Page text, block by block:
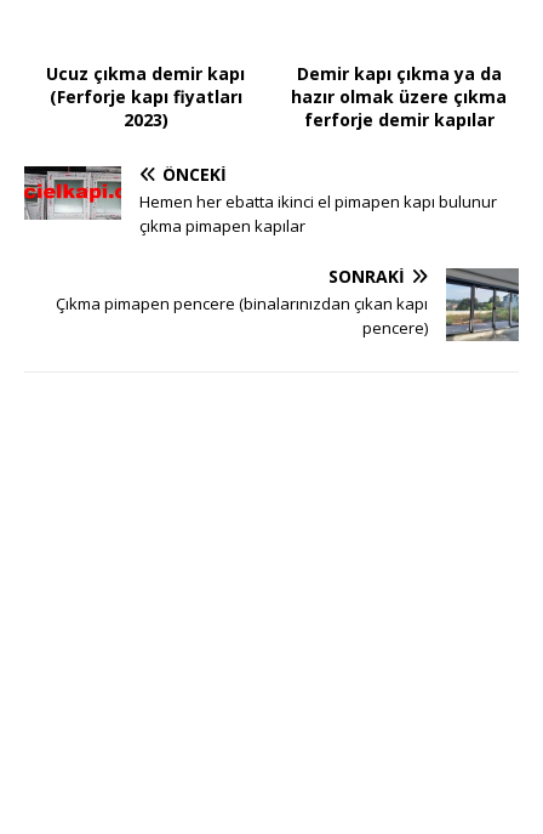
Ucuz çıkma demir kapı
(Ferforje kapı fiyatları
2023)
Demir kapı çıkma ya da
hazır olmak üzere çıkma
ferforje demir kapılar
ÖNCEKI
Hemen her ebatta ikinci el pimapen kapı bulunur
çıkma pimapen kapılar
SONRAKI
Çıkma pimapen pencere (binalarınızdan çıkan kapı
pencere)